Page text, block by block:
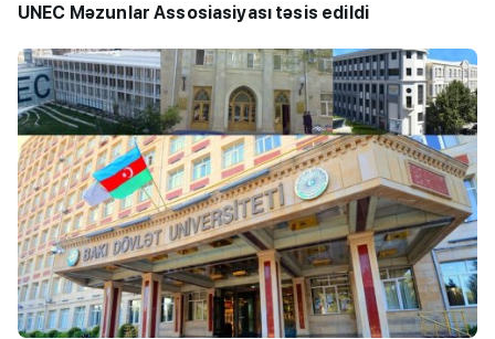
UNEC Məzunlar Assosiasiyası təsis edildi